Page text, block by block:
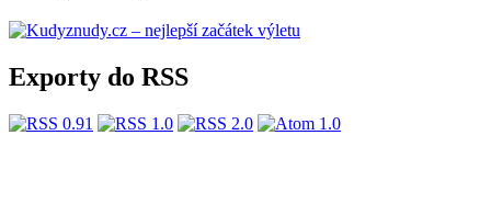
Exporty do RSS